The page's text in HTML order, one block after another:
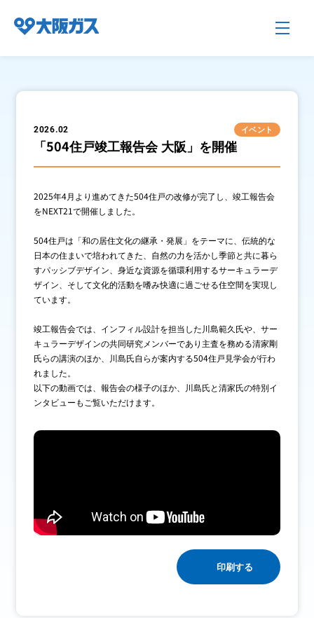
企業情報
ご家庭のお客さま
企業/グループについて
社会貢献
技術開発
サステナビリティ
IR情報
採用情報
2026.02 イベント
「504住戸竣工報告会 大阪」を開催
2025年4月より進めてきた504住戸の改修が完了し、竣工報告会
をNEXT21で開催しました。
504住戸は「和の居住文化の継承・発展」をテーマに、伝統的な
日本の住まいで培われてきた、自然の力を活かし季節と共に暮ら
すパッシブデザイン、身近な資源を循環利用するサーキュラーデ
ザイン、そして文化的活動を嗜み快適に過ごせる住空間を実現し
ています。
竣工報告会では、インフィル設計を担当した川島範久氏や、サー
キュラーデザインの共同研究メンバーであり主査を務める清家剛
氏らの講演のほか、川島氏自らが案内する504住戸見学会が行わ
れました。
以下の動画では、報告会の様子のほか、川島氏と清家氏の特別イ
ンタビューもご覧いただけます。
印刷する